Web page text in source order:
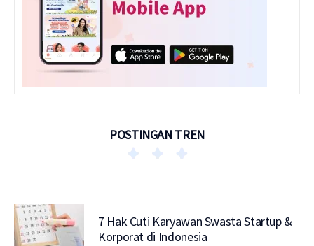
POSTINGAN TREN
7 Hak Cuti Karyawan Swasta Startup &
Korporat di Indonesia